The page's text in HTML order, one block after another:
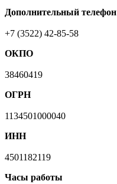
Дополнительный телефон
+7 (3522) 42-85-58
ОКПО
38460419
ОГРН
1134501000040
ИНН
4501182119
Часы работы